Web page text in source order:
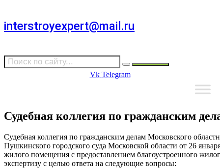
interstroyexpert@mail.ru
Vk Telegram
Судебная коллегия по гражданским
Судебная коллегия по гражданским делам Московского
Пушкинского городского суда Московской области от 26
жилого помещения с предоставлением благоустроенного
экспертизу с целью ответа на следующие вопросы: